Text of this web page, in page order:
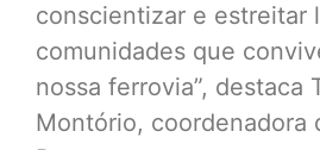
conscientizar e estreitar
comunidades que
nossa ferrovia”, destaca
Montório, coordenadora